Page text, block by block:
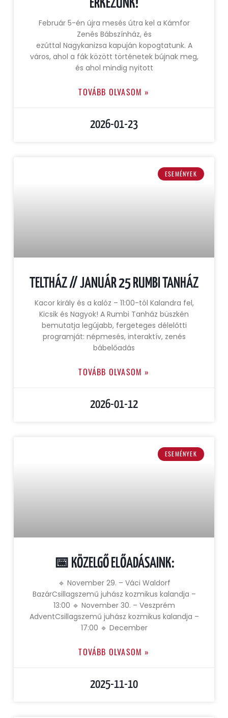
ÉRKEZÜNK!
Február 5-én újra mesés útra kel a Kámfor
Zenés Bábszínház, és
ezúttal Nagykanizsa kapuján kopogtatunk. A
város, ahol a fák között történetek bújnak meg,
és ahol mindig nyitott
TOVÁBB OLVASOM »
2026-01-23
ESEMÉNYEK
TELTHÁZ // JANUÁR 25 RUMBI TANHÁZ
Kacor király és a kalóz – 11:00-tól Kalandra fel,
Kicsik és Nagyok! A Rumbi Tanház büszkén
bemutatja legújabb, fergeteges délelőtti
programját: népmesés, interaktív, zenés
bábelőadás
TOVÁBB OLVASOM »
2026-01-12
ESEMÉNYEK
📅 KÖZELGŐ ELŐADÁSAINK:
🔹 November 29. – Váci Waldorf
BazárCsillagszemű juhász kozmikus kalandja –
13:00 🔹 November 30. – Veszprém
AdventCsillagszemű juhász kozmikus kalandja –
17:00 🔹 December
TOVÁBB OLVASOM »
2025-11-10